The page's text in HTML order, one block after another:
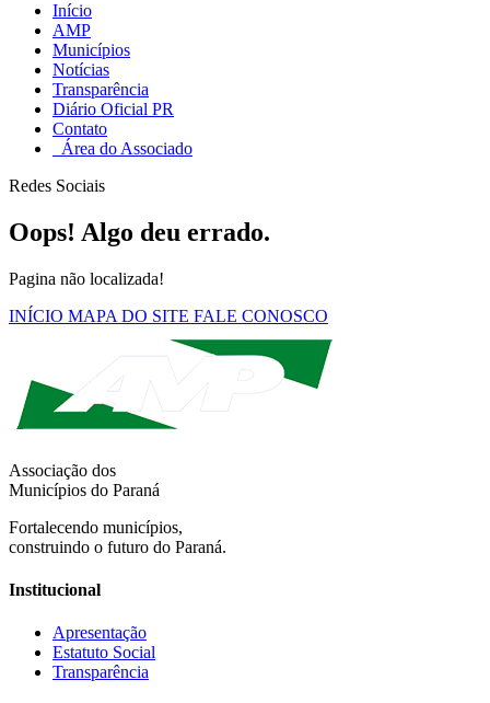
Início
AMP
Municípios
Notícias
Transparência
Diário Oficial PR
Contato
Área do Associado
Redes Sociais
Oops! Algo deu errado.
Pagina não localizada!
INÍCIO MAPA DO SITE FALE CONOSCO
Associação dos
Municípios do Paraná
Fortalecendo municípios,
construindo o futuro do Paraná.
Institucional
Apresentação
Estatuto Social
Transparência